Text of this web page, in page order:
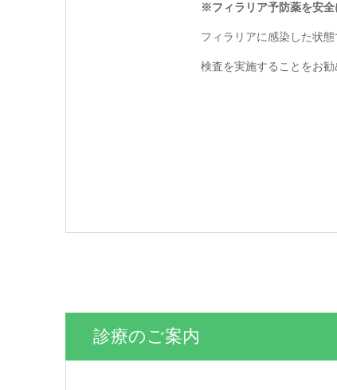
※フィラリア予防薬を安
フィラリアに感染した状
検査を実施することをお
診療のご案内